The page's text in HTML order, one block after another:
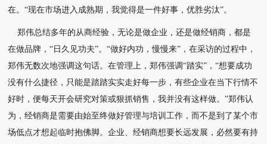
在。“现在市场进入成熟期，我觉得是一件好事，优胜劣汰”。
郑伟总结多年的从商经验，无论是做企业，还是做经销商，都是
在做品牌，“日久见功夫”。“做好内功，慢慢来”，在采访的过程中，
郑伟无数次地强调这句话。在管理上，郑伟强调“踏实”，“想要成功
没有什么捷径，只能是踏踏实实走好每一步，有些企业在当下行情不
好时，便每天开会研究对策或狠抓销售，我并没有这样做。”郑伟认
为，经销商是需要由始至终做好管理与培训工作，而不是到了某个市
场低点才想起临时抱佛脚。企业、经销商想要长远发展，必然要有持